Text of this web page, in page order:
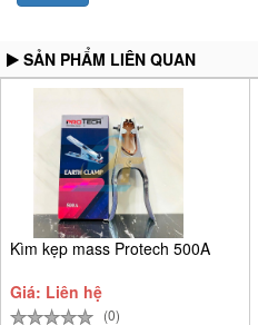
SẢN PHẨM LIÊN QUAN
Kìm kẹp mass Protech 500A
Giá: Liên hệ
(0)